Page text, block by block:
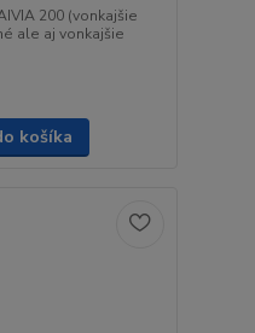
200 (vonkajšie
ale aj vonkajšie
košíka